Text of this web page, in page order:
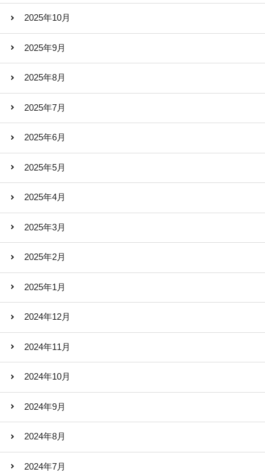
2025年10月
2025年9月
2025年8月
2025年7月
2025年6月
2025年5月
2025年4月
2025年3月
2025年2月
2025年1月
2024年12月
2024年11月
2024年10月
2024年9月
2024年8月
2024年7月